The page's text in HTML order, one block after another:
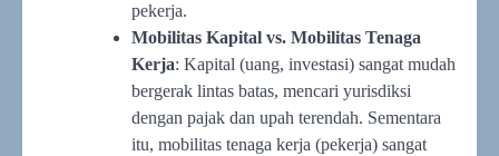
pekerja.
Mobilitas Kapital vs. Mobilitas Tenaga
Kerja: Kapital (uang, investasi) sangat mudah
bergerak lintas batas, mencari yurisdiksi
dengan pajak dan upah terendah. Sementara
itu, mobilitas tenaga kerja (pekerja) sangat